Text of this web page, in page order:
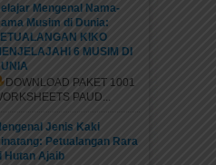
Mengenal Nama-
Musim di Dunia:
KIKO
6 MUSIM DI
DOWNLOAD PAKET 1001
PAUD...
Jenis Kaki
Petualangan Rara
Hutan Ajaib